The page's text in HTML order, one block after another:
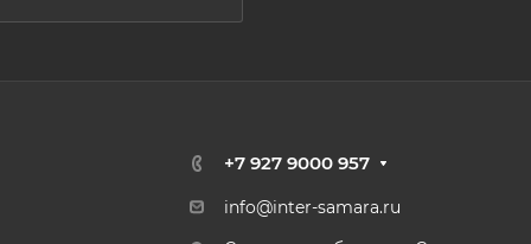
+7 927 9000 957
info@inter-samara.ru